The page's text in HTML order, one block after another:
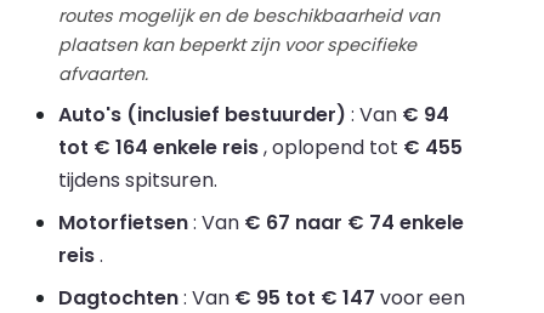
routes mogelijk en de beschikbaarheid van
plaatsen kan beperkt zijn voor specifieke
afvaarten.
Auto's (inclusief bestuurder) : Van € 94
tot € 164 enkele reis, oplopend tot € 455
tijdens spitsuren.
Motorfietsen: Van € 67 naar € 74 enkele
reis.
Dagtochten: Van € 95 tot € 147 voor een